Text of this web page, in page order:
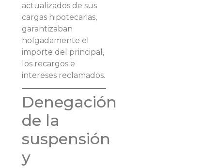
actualizados de sus
cargas hipotecarias,
garantizaban
holgadamente el
importe del principal,
los recargos e
intereses reclamados.
Denegación
de la
suspensión
y